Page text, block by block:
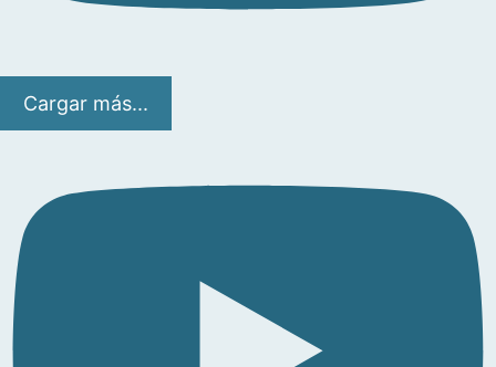
Cargar más...